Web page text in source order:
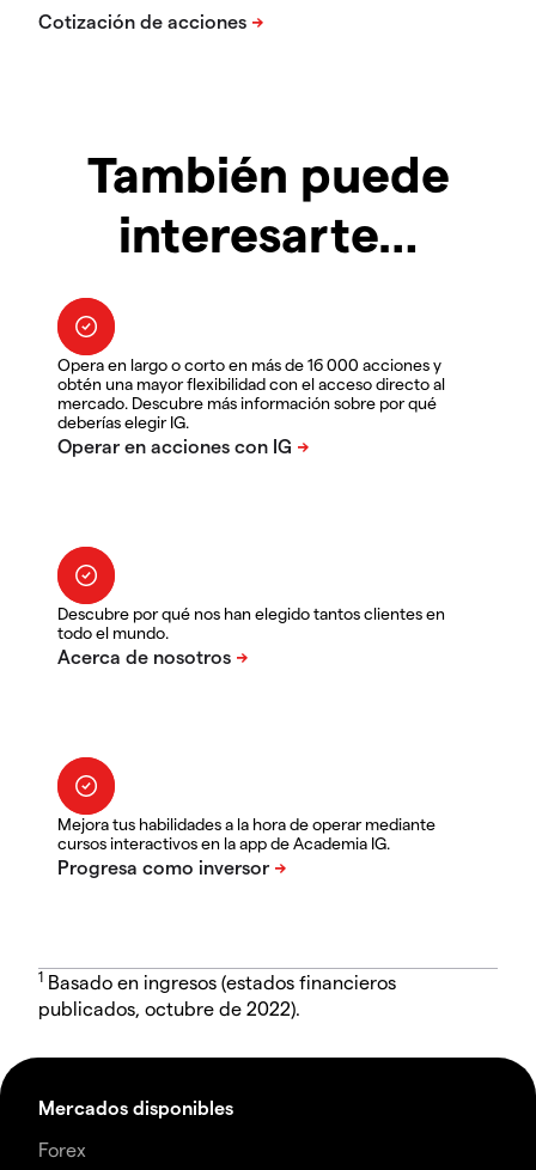
También puede
interesarte…
Opera en largo o corto en más de 16 000 acciones y
obtén una mayor flexibilidad con el acceso directo al
mercado. Descubre más información sobre por qué
deberías elegir IG.
Descubre por qué nos han elegido tantos clientes en
todo el mundo.
Mejora tus habilidades a la hora de operar mediante
cursos interactivos en la app de Academia IG.
1 Basado en ingresos (estados financieros
publicados, octubre de 2022).
Mercados disponibles
Forex